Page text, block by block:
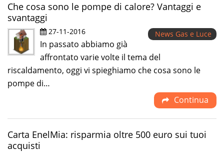
Che cosa sono le pompe di calore? Vantaggi e
svantaggi
27-11-2016 News Gas e Luce
In passato abbiamo già
affrontato varie volte il tema del
riscaldamento, oggi vi spieghiamo che cosa sono le
pompe di…
Continua
Carta EnelMia: risparmia oltre 500 euro sui tuoi
acquisti